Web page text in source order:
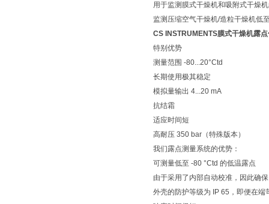
用于监测膜式干燥机和吸附式干燥
监测压缩空气干燥机/造粒干燥机低
CS INSTRUMENTS膜式干燥机露
特别优势
测量范围 -80...20°Ctd
长期使用极其稳定
模拟量输出 4...20 mA
抗结霜
适应时间短
高耐压 350 bar（特殊版本）
我们露点测量系统的优势：
可测量低至 -80 °Ctd 的低温露点
由于采用了内部自动校准，因此确
外壳的防护等级为 IP 65，即便在